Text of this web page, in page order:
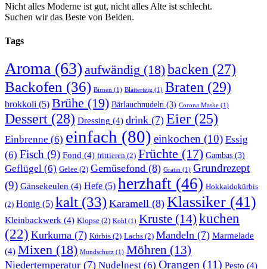
Nicht alles Moderne ist gut, nicht alles Alte ist schlecht.
Suchen wir das Beste von Beiden.
Tags
Aroma (63) aufwändig (18)backen (27)
Backofen (36) Birnen (1) Blätterteig (1) Braten (29)
brokkoli (5) Brühe (19) Bärlauchnudeln (3) Corona Maske (1)
Dessert (28) Dressing (4) drink (7) Eier (25)
Einbrenne (6) einfach (80) einkochen (10) Essig
(6) Fisch (9) Fond (4) frittieren (2) Früchte (17) Gambas (3)
Geflügel (6) Gelee (2) Gemüsefond (8) Gratin (1) Grundrezept
(9) Gänsekeulen (4) Hefe (5) herzhaft (46) Hokkaidokürbis
(2) Honig (5) kalt (33) Karamell (8) Klassiker (41)
Kleinbackwerk (4) Klopse (2) Kohl (1) Kruste (14) kuchen
(22) Kurkuma (7) Kürbis (2) Lachs (2) Mandeln (7) Marmelade
(4) Mixen (18) Mundschutz (1) Möhren (13)
Niedertemperatur (7) Nudelnest (6) Orangen (11) Pesto (4)